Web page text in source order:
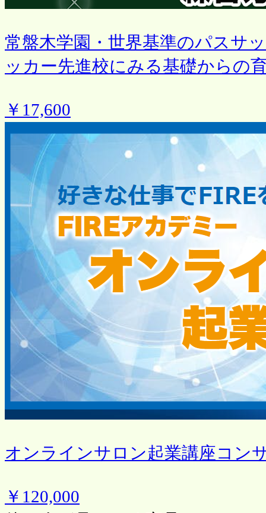
常盤木学園・世界基準のパスサ
ッカー先進校にみる基礎からの
￥17,600
オンラインサロン起業講座コン
￥120,000